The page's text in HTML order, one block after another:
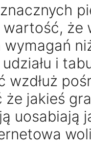
że
i
wzdłuż
jakieś
uosabiają